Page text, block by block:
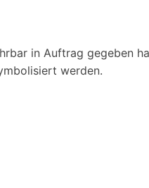
in Auftrag gegeben
werden.